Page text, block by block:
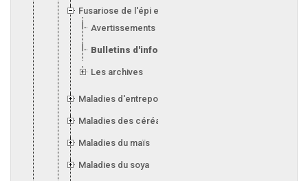
Fusariose de l'épi et de l'orge
Avertissements
Bulletins d'information
Les archives
Maladies d'entreposage (silos)
Maladies des céréales
Maladies du maïs
Maladies du soya